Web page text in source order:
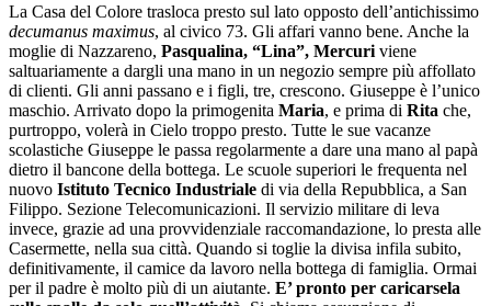
La Casa del Colore trasloca presto sul lato opposto dell’antichissimo
decumanus maximus, al civico 73. Gli affari vanno bene. Anche la
moglie di Nazzareno, Pasqualina, “Lina”, Mercuri viene
saltuariamente a dargli una mano in un negozio sempre più affollato
di clienti. Gli anni passano e i figli, tre, crescono. Giuseppe è l’unico
maschio. Arrivato dopo la primogenita Maria, e prima di Rita che,
purtroppo, volerà in Cielo troppo presto. Tutte le sue vacanze
scolastiche Giuseppe le passa regolarmente a dare una mano al papà
dietro il bancone della bottega. Le scuole superiori le frequenta nel
nuovo Istituto Tecnico Industriale di via della Repubblica, a San
Filippo. Sezione Telecomunicazioni. Il servizio militare di leva
invece, grazie ad una provvidenziale raccomandazione, lo presta alle
Casermette, nella sua città. Quando si toglie la divisa infila subito,
definitivamente, il camice da lavoro nella bottega di famiglia. Ormai
per il padre è molto più di un aiutante. E’ pronto per caricarsela